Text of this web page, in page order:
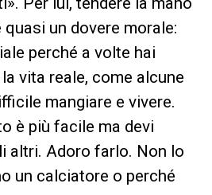
un dovere morale:
perché a volte hai
vita reale, come alcune
mangiare e vivere.
è più facile ma devi
altri. Adoro farlo. Non lo
un calciatore o perché